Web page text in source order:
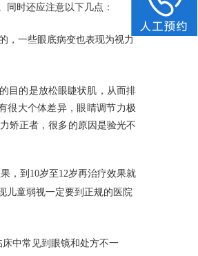
时还应注意以下几点：
，一些眼底病变也表现为视力
目的是放松眼睫状肌，从而排
很大个体差异，眼睛调节力极
矫正者，很多的原因是验光不
，到10岁至12岁再治疗效果就
儿童弱视一定要到正规的医院
中常见到眼镜和处方不一